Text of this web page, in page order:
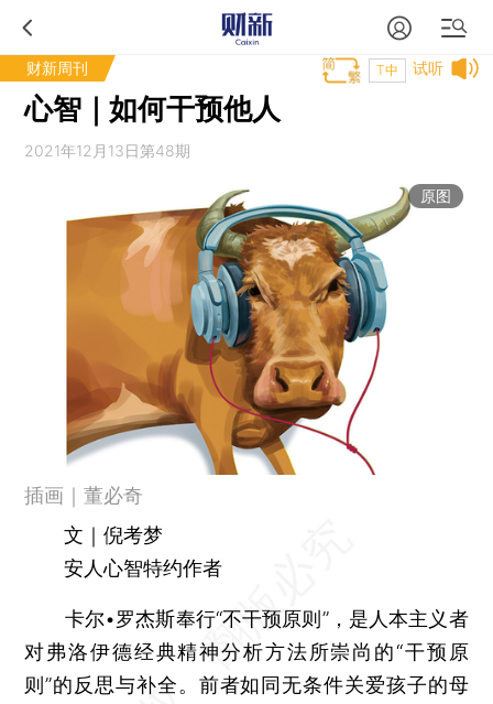
财新周刊 试听
T中
心智｜如何干预他人
2021年12月13日第48期
原图
插画｜董必奇
文｜倪考梦
安人心智特约作者
卡尔•罗杰斯奉行“不干预原则”，是人本主义者
对弗洛伊德经典精神分析方法所崇尚的“干预原
则”的反思与补全。前者如同无条件关爱孩子的母